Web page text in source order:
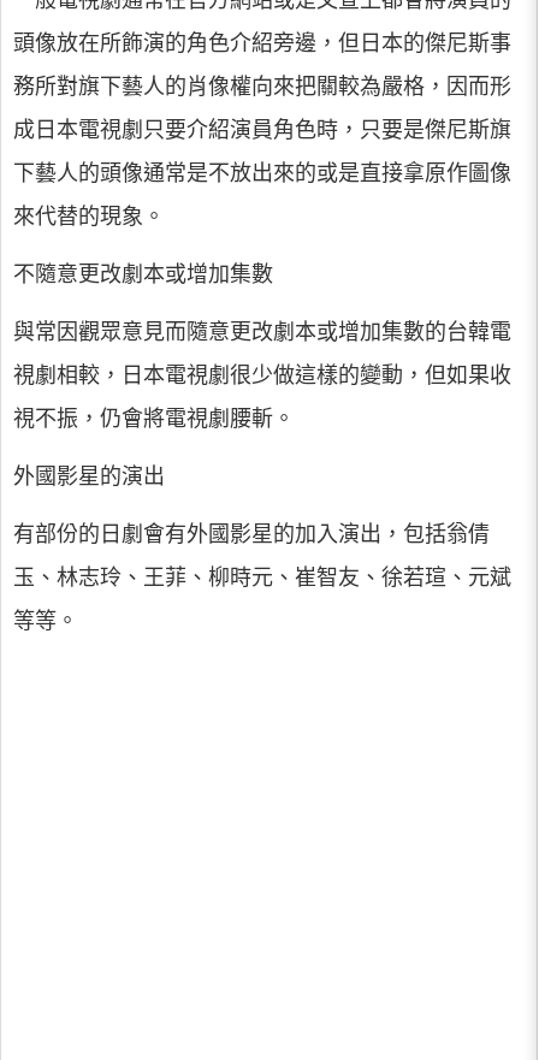
頭像放在所飾演的角色介紹旁邊，但日本的傑尼斯事
務所對旗下藝人的肖像權向來把關較為嚴格，因而形
成日本電視劇只要介紹演員角色時，只要是傑尼斯旗
下藝人的頭像通常是不放出來的或是直接拿原作圖像
來代替的現象。
不隨意更改劇本或增加集數
與常因觀眾意見而隨意更改劇本或增加集數的台韓電
視劇相較，日本電視劇很少做這樣的變動，但如果收
視不振，仍會將電視劇腰斬。
外國影星的演出
有部份的日劇會有外國影星的加入演出，包括翁倩
玉、林志玲、王菲、柳時元、崔智友、徐若瑄、元斌
等等。